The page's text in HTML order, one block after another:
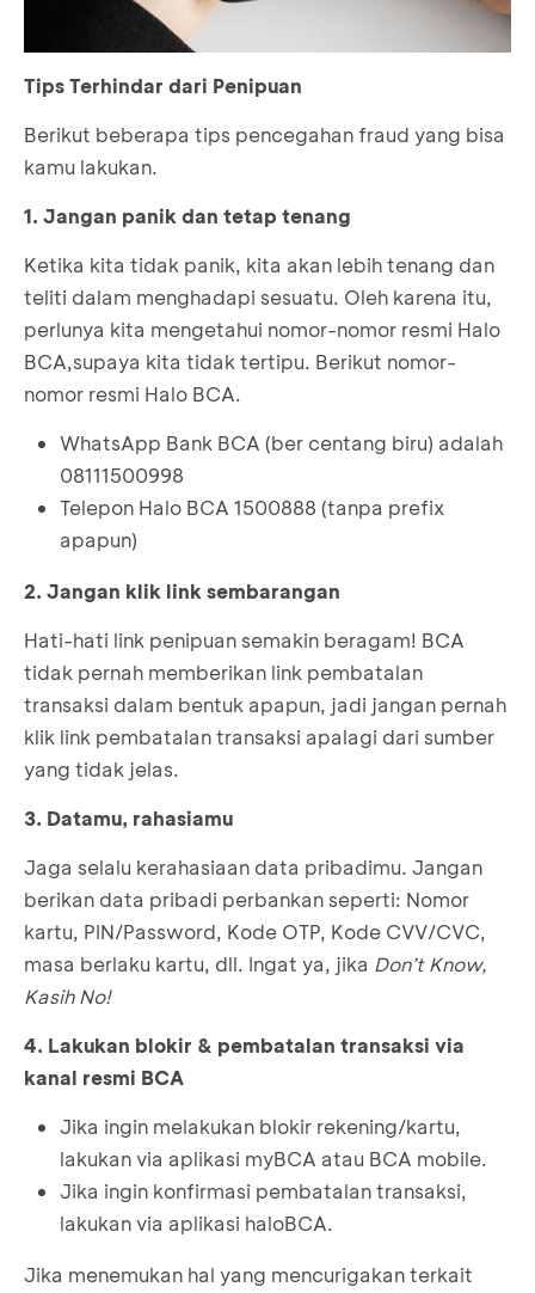
Tips Terhindar dari Penipuan
Berikut beberapa tips pencegahan fraud yang bisa
kamu lakukan.
1. Jangan panik dan tetap tenang
Ketika kita tidak panik, kita akan lebih tenang dan
teliti dalam menghadapi sesuatu. Oleh karena itu,
perlunya kita mengetahui nomor-nomor resmi Halo
BCA,supaya kita tidak tertipu. Berikut nomor-
nomor resmi Halo BCA.
WhatsApp Bank BCA (ber centang biru) adalah
08111500998
Telepon Halo BCA 1500888 (tanpa prefix
apapun)
2. Jangan klik link sembarangan
Hati-hati link penipuan semakin beragam! BCA
tidak pernah memberikan link pembatalan
transaksi dalam bentuk apapun, jadi jangan pernah
klik link pembatalan transaksi apalagi dari sumber
yang tidak jelas.
3. Datamu, rahasiamu
Jaga selalu kerahasiaan data pribadimu. Jangan
berikan data pribadi perbankan seperti: Nomor
kartu, PIN/Password, Kode OTP, Kode CVV/CVC,
masa berlaku kartu, dll. Ingat ya, jika Don’t Know,
Kasih No!
4. Lakukan blokir & pembatalan transaksi via
kanal resmi BCA
Jika ingin melakukan blokir rekening/kartu,
lakukan via aplikasi myBCA atau BCA mobile.
Jika ingin konfirmasi pembatalan transaksi,
lakukan via aplikasi haloBCA.
Jika menemukan hal yang mencurigakan terkait